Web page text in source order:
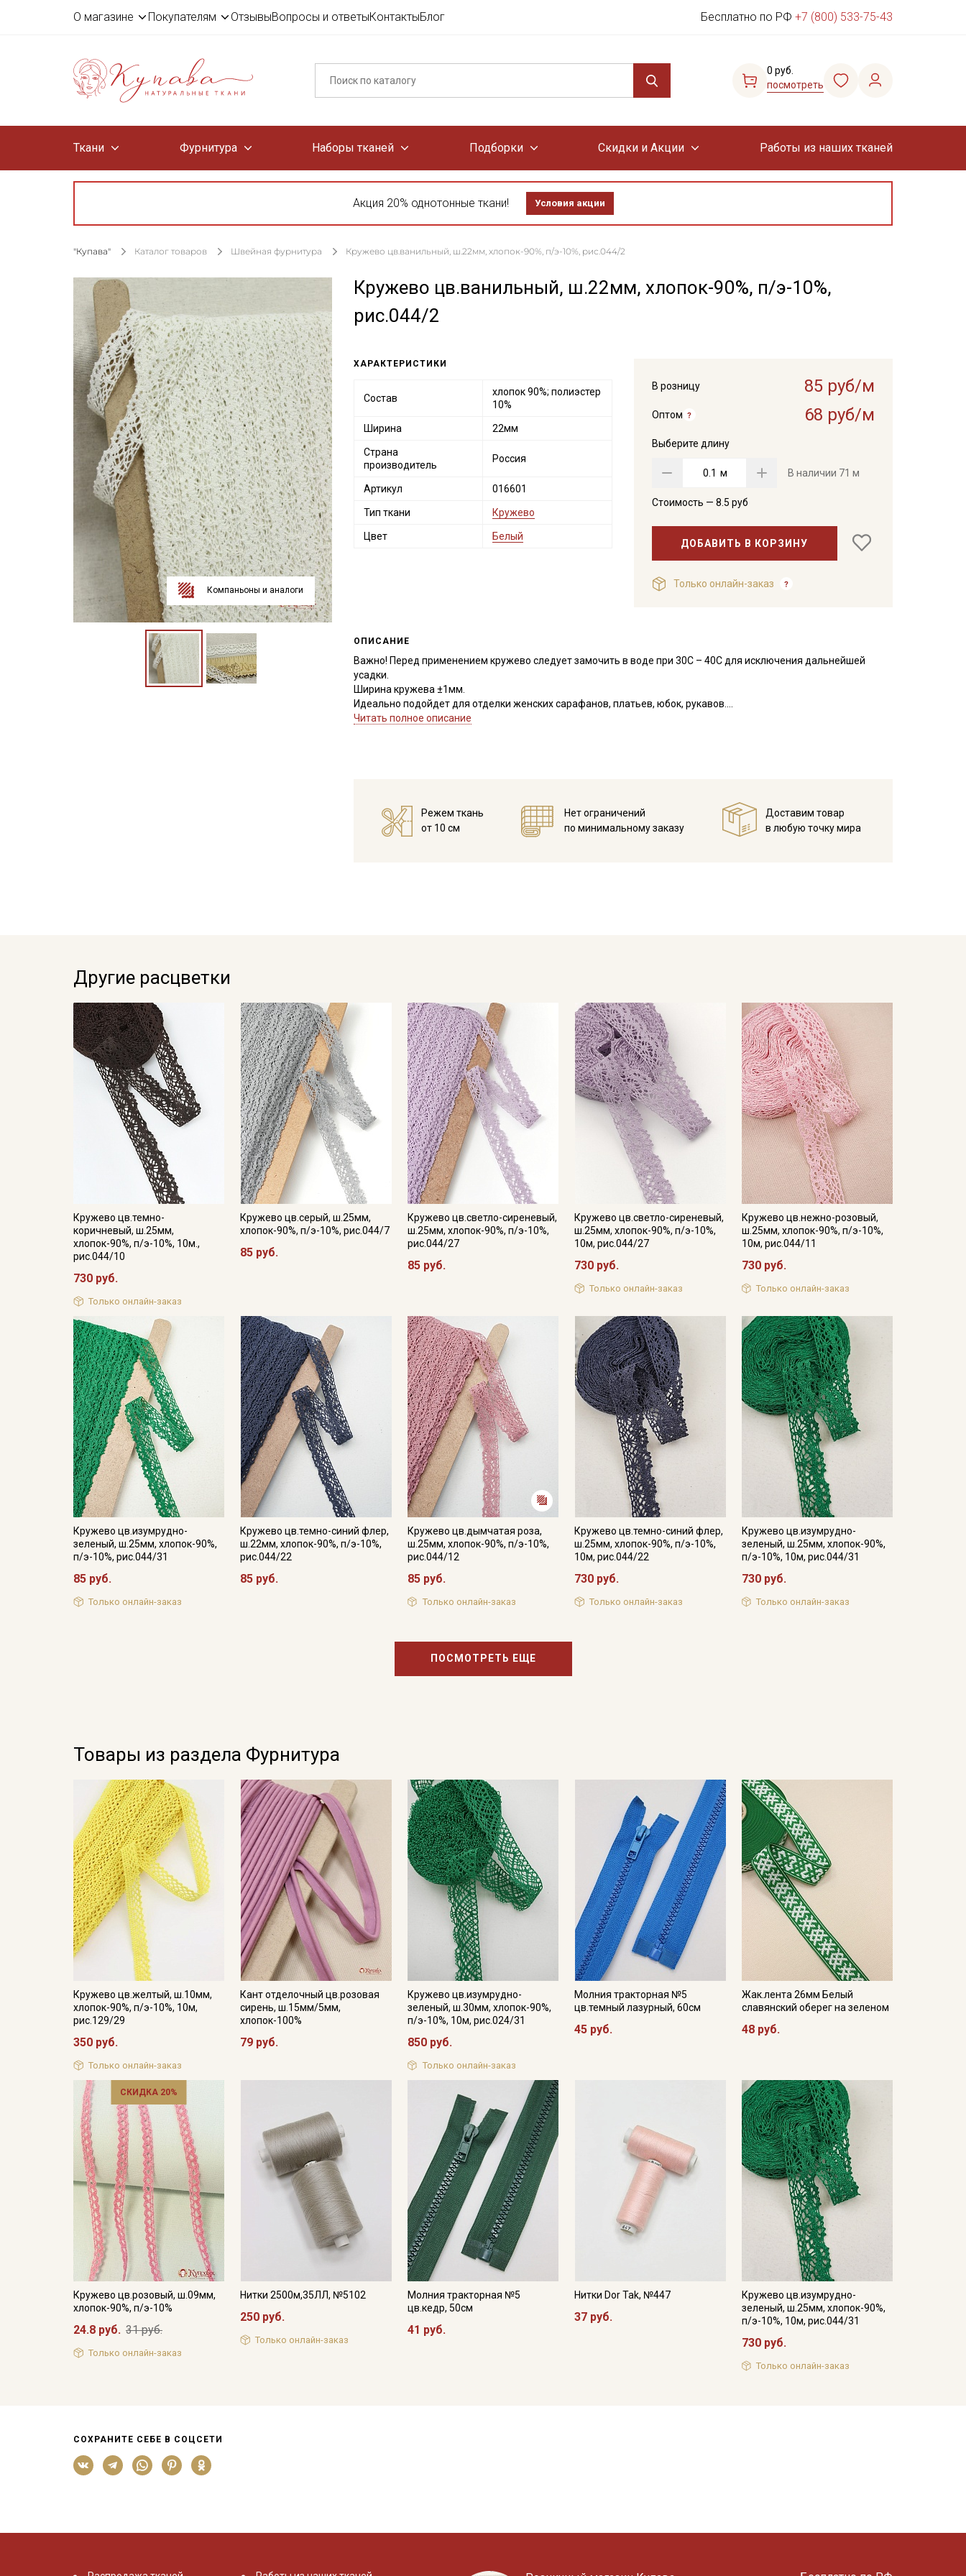
О магазине Покупателям ОтзывыВопросы и ответыКонтактыБлог Бесплатно по РФ +7 (800) 533-75-43
0 руб.
посмотреть
Ткани Фурнитура Наборы тканей Подборки Скидки и Акции Работы из наших тканей
Акция 20% однотонные ткани! Условия акции
"Купава" Каталог товаров Швейная фурнитура Кружево цв.ванильный, ш.22мм, хлопок-90%, п/э-10%, рис.044/2
Компаньоны и аналоги
Кружево цв.ванильный, ш.22мм, хлопок-90%, п/э-10%,
рис.044/2
В розницу 85 руб/м
Оптом 68 руб/м
Выберите длину
м В наличии 71 м
Стоимость — 8.5 руб
ДОБАВИТЬ В КОРЗИНУ
Только онлайн-заказ
ХАРАКТЕРИСТИКИ
Состав
хлопок 90%; полиэстер
10%
Ширина 22мм
Страна
производитель
Россия
Артикул 016601
Тип ткани Кружево
Цвет Белый
ОПИСАНИЕ
Важно! Перед применением кружево следует замочить в воде при 30С – 40С для исключения дальнейшей
усадки.
Ширина кружева ±1мм.
Идеально подойдет для отделки женских сарафанов, платьев, юбок, рукавов.
В интерьере можно использовать для украшения скатертей, занавесок, подушек, пледов. Подойдет для
Читать полное описание
Режем ткань
от 10 см
Нет ограничений
по минимальному заказу
Доставим товар
в любую точку мира
Другие расцветки
Кружево цв.темно-
коричневый, ш.25мм,
хлопок-90%, п/э-10%, 10м.,
рис.044/10
730 руб.
Только онлайн-заказ
Кружево цв.серый, ш.25мм,
хлопок-90%, п/э-10%, рис.044/7
85 руб.
Кружево цв.светло-сиреневый,
ш.25мм, хлопок-90%, п/э-10%,
рис.044/27
85 руб.
Кружево цв.светло-сиреневый,
ш.25мм, хлопок-90%, п/э-10%,
10м, рис.044/27
730 руб.
Только онлайн-заказ
Кружево цв.нежно-розовый,
ш.25мм, хлопок-90%, п/э-10%,
10м, рис.044/11
730 руб.
Только онлайн-заказ
Кружево цв.изумрудно-
зеленый, ш.25мм, хлопок-90%,
п/э-10%, рис.044/31
85 руб.
Только онлайн-заказ
Кружево цв.темно-синий флер,
ш.22мм, хлопок-90%, п/э-10%,
рис.044/22
85 руб.
Кружево цв.дымчатая роза,
ш.25мм, хлопок-90%, п/э-10%,
рис.044/12
85 руб.
Только онлайн-заказ
Кружево цв.темно-синий флер,
ш.25мм, хлопок-90%, п/э-10%,
10м, рис.044/22
730 руб.
Только онлайн-заказ
Кружево цв.изумрудно-
зеленый, ш.25мм, хлопок-90%,
п/э-10%, 10м, рис.044/31
730 руб.
Только онлайн-заказ
ПОСМОТРЕТЬ ЕЩЕ
Товары из раздела Фурнитура
Кружево цв.желтый, ш.10мм,
хлопок-90%, п/э-10%, 10м,
рис.129/29
350 руб.
Только онлайн-заказ
Кант отделочный цв.розовая
сирень, ш.15мм/5мм,
хлопок-100%
79 руб.
Кружево цв.изумрудно-
зеленый, ш.30мм, хлопок-90%,
п/э-10%, 10м, рис.024/31
850 руб.
Только онлайн-заказ
Молния тракторная №5
цв.темный лазурный, 60см
45 руб.
Жак.лента 26мм Белый
славянский оберег на зеленом
48 руб.
СКИДКА 20%
Кружево цв.розовый, ш.09мм,
хлопок-90%, п/э-10%
24.8 руб. 31 руб.
Только онлайн-заказ
Нитки 2500м,35ЛЛ, №5102
250 руб.
Только онлайн-заказ
Молния тракторная №5
цв.кедр, 50см
41 руб.
Нитки Dor Tak, №447
37 руб.
Кружево цв.изумрудно-
зеленый, ш.25мм, хлопок-90%,
п/э-10%, 10м, рис.044/31
730 руб.
Только онлайн-заказ
СОХРАНИТЕ СЕБЕ В СОЦСЕТИ
Секретная рассылка от
промокоды и скидки до 30% на узкие
категории тканей
Электронная почта
Подписаться
Ознакомлен(а) сПолитикой обработки персональных
и даюСогласие на обработку персональных
ДаюСогласие на получение рекламных и
информационных рассылок